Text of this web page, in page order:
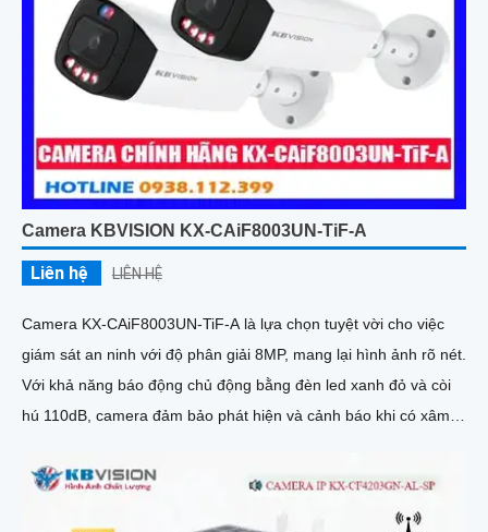
Camera KBVISION KX-CAiF8003UN-TiF-A
Liên hệ LIÊN HỆ
Camera KX-CAiF8003UN-TiF-A là lựa chọn tuyệt vời cho việc
giám sát an ninh với độ phân giải 8MP, mang lại hình ảnh rõ nét.
Với khả năng báo động chủ động bằng đèn led xanh đỏ và còi
hú 110dB, camera đảm bảo phát hiện và cảnh báo khi có xâm
TiF-A tích hợp chức năng cao cấp Thu Âm Và Loa rõ ràng để